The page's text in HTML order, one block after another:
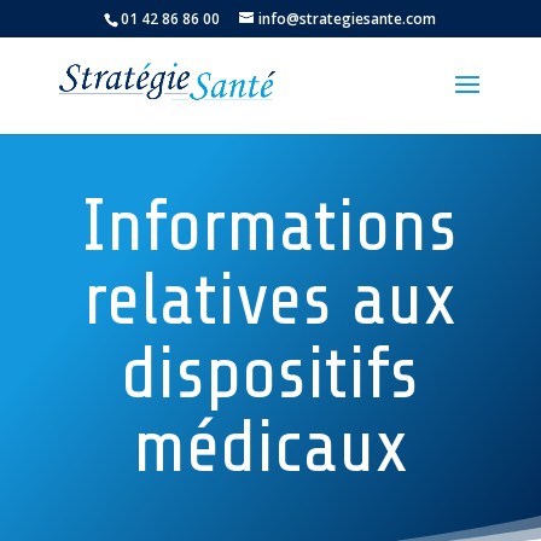
01 42 86 86 00 info@strategiesante.com
Informations
relatives aux
dispositifs
médicaux